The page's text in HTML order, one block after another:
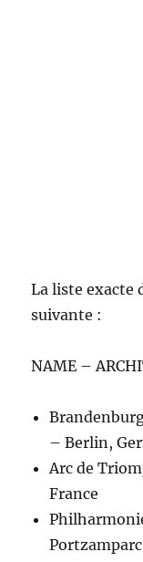
La liste exacte
suivante :
NAME –
– Berlin,
Arc de
France